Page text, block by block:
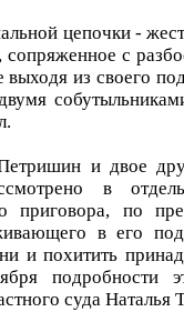
цепочки -
с
из своего
и двое
в
приговора, по
в его
и похитить
подробности
суда Наталья